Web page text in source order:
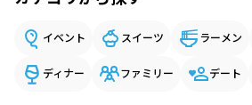
イベント スイーツ ラーメン
ディナー ファミリー デート